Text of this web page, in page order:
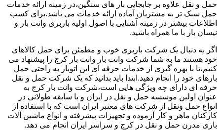
حمل و نقل علاوه بر جابجایی بار های سنگین،در زمینه ارائه خدمات
حمل سبک تر به مشتریان آماده ارائه خدمات می باشد.برای کسب
اطلاعات بیشتر در زمینه آشنایی با اصول اولیه باربری وانت بار و
نیسان بار با ما همراه باشید.
اگر به دنبال یک شرکت باربری خوب و مطمئن برای حمل کالاهای
خود هستند ما به شما شرکت وانت بار وانت بار کرج را پیشنهاد می
کنیم،تا با بهره گیری از خدمات حرفه ای این اتوبار به راحتی حمل
بارهای خود را انجام دهید.ابتدا باید بدانید که یک شرکت حمل و نقل
حرفه ای دارای چه ویژگی هایی است،شرکت وانت بار کرج به
عنوان اولین موسسه حمل و نقل در ایران و با سابقه طولانی در
انواع حمل ونقل از شرکت های معتبر ایران است که با استفاده از
کارکنان ماهر و کار آزموده و تجهیزات پیشرفته و انواع ماشین آلات
باری مدرن حمل و نقل در کرج و سراسر ایران انجام می دهد.